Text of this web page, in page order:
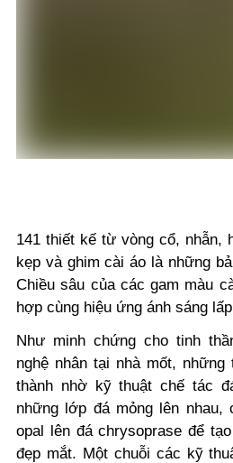
141 thiết kế từ vòng cổ, nhẫn,
kẹp và ghim cài áo là những
Chiều sâu của các gam màu
hợp cùng hiệu ứng ánh sáng
Như minh chứng cho tinh
nghệ nhân tại nhà mốt,
thành nhờ kỹ thuật chế tác
những lớp đá mỏng lên nhau,
opal lên đá chrysoprase để
đẹp mắt. Một chuỗi các kỹ